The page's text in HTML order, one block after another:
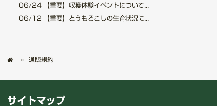
06/24 【重要】収穫体験イベントについて...
06/12 【重要】とうもろこしの生育状況に...
通販規約
サイトマップ